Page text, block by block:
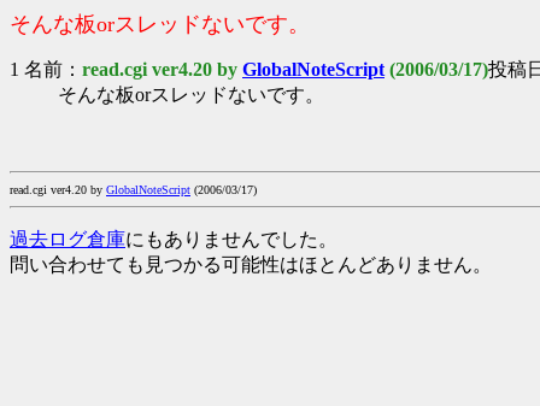
そんな板orスレッドないです。
1 名前： read.cgi ver4.20 by GlobalNoteScript (2006/03/17)投稿
そんな板orスレッドないです。
read.cgi ver4.20 by GlobalNoteScript (2006/03/17)
過去ログ倉庫にもありませんでした。
問い合わせても見つかる可能性はほとんどありません。